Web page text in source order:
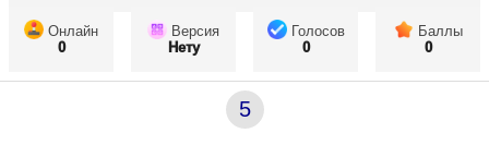
Онлайн
0
Версия
Нету
Голосов
0
Баллы
0
5